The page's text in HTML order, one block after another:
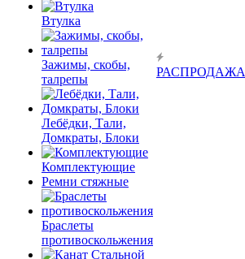
Втулка
Зажимы, скобы,
талрепы
Лебёдки, Тали,
Домкраты, Блоки
Комплектующие
Ремни стяжные
Браслеты
противоскольжения
РАСПРОДАЖА